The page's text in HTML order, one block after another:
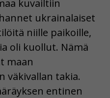
kuvailtiin
ukrainalaiset
niille paikoille,
oli kuollut. Nämä
maan
väkivallan takia.
entinen